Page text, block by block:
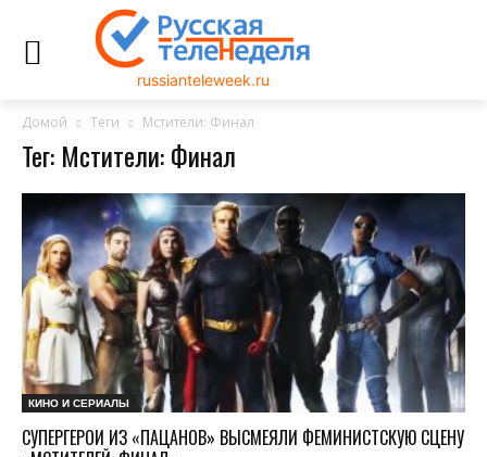
russianteleweek.ru
Домой Теги Мстители: Финал
Тег: Мстители: Финал
КИНО И СЕРИАЛЫ
СУПЕРГЕРОИ ИЗ «ПАЦАНОВ» ВЫСМЕЯЛИ ФЕМИНИСТСКУЮ СЦЕНУ